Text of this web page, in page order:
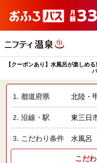
【クーポンあり】水風呂が楽しめ
1. 都道府県 北陸・
2. 沿線・駅 東三日
3. こだわり条件 水風呂
こだ